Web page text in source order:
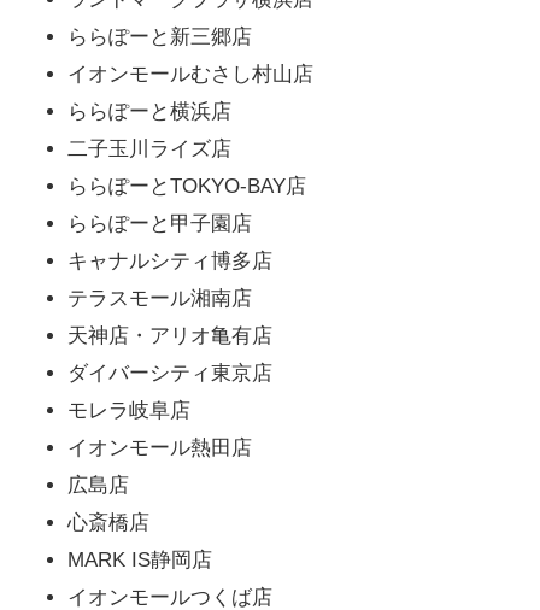
ららぽーと新三郷店
イオンモールむさし村山店
ららぽーと横浜店
二子玉川ライズ店
ららぽーとTOKYO-BAY店
ららぽーと甲子園店
キャナルシティ博多店
テラスモール湘南店
天神店・アリオ亀有店
ダイバーシティ東京店
モレラ岐阜店
イオンモール熱田店
広島店
心斎橋店
MARK IS静岡店
イオンモールつくば店